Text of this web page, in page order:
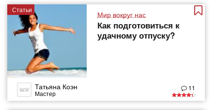
Статьи
Мир вокруг нас
Как подготовиться к
удачному отпуску?
Татьяна Коэн
Мастер
11